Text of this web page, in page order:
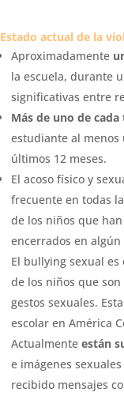
Estado actual de la
Aproximadamente
la escuela, durante
significativas entre
Más de uno de
estudiante al menos
últimos 12 meses.
El acoso físico y
frecuente en todas
de los niños que
encerrados en algún
El bullying sexual
de los niños que
gestos sexuales.
escolar en América
Actualmenteestán
e imágenes
recibido mensajes